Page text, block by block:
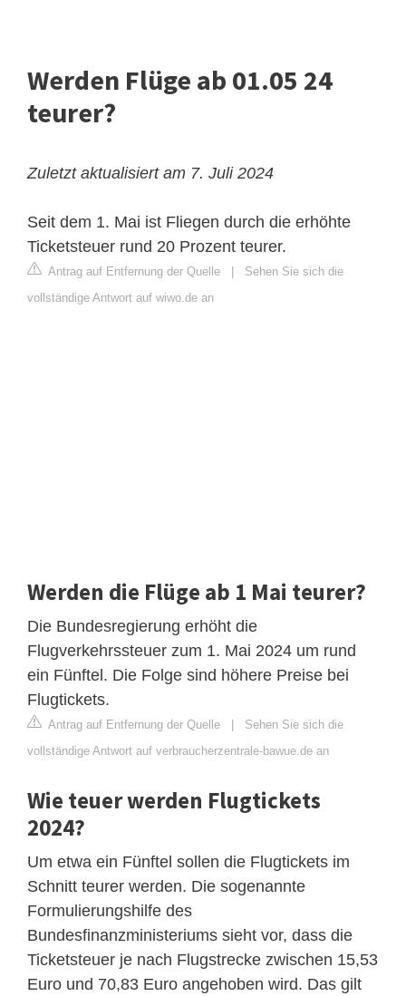
Werden Flüge ab 01.05 24
teurer?
Zuletzt aktualisiert am 7. Juli 2024
Seit dem 1. Mai ist Fliegen durch die erhöhte
Ticketsteuer rund 20 Prozent teurer.
Antrag auf Entfernung der Quelle
Sehen Sie sich die
vollständige Antwort auf wiwo.de an
Werden die Flüge ab 1 Mai teurer?
Die Bundesregierung erhöht die
Flugverkehrssteuer zum 1. Mai 2024 um rund
ein Fünftel. Die Folge sind höhere Preise bei
Flugtickets.
Antrag auf Entfernung der Quelle
Sehen Sie sich die
vollständige Antwort auf verbraucherzentrale-bawue.de an
Wie teuer werden Flugtickets
2024?
Um etwa ein Fünftel sollen die Flugtickets im
Schnitt teurer werden. Die sogenannte
Formulierungshilfe des
Bundesfinanzministeriums sieht vor, dass die
Ticketsteuer je nach Flugstrecke zwischen 15,53
Euro und 70,83 Euro angehoben wird. Das gilt